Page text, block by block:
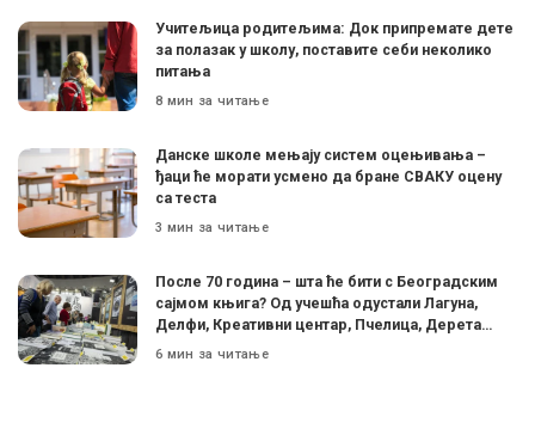
Учитељица родитељима: Док припремате дете
за полазак у школу, поставите себи неколико
питања
8 мин за читање
Данске школе мењају систем оцењивања –
ђаци ће морати усмено да бране СВАКУ оцену
са теста
3 мин за читање
После 70 година – шта ће бити с Београдским
сајмом књига? Од учешћа одустали Лагуна,
Делфи, Креативни центар, Пчелица, Дерета…
6 мин за читање